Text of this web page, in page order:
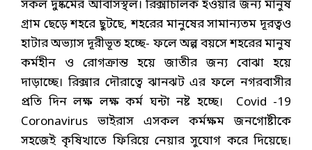
সকল দুষ্কর্মের আবাসস্থল। রিক্সাচালক হওয়ার জন্য মানুষ
গ্রাম ছেড়ে শহরে ছুটছে, শহরের মানুষের সামান্যতম দূরত্বও
হাটার অভ্যাস দূরীভূত হচ্ছে- ফলে অল্প বয়সে শহরের মানুষ
কর্মহীন ও রোগক্রান্ত হয়ে জাতীর জন্য বোঝা হয়ে
দাড়াচ্ছে। রিক্সার দৌরাত্বে ঝানঝট এর ফলে নগরবাসীর
প্রতি দিন লক্ষ লক্ষ কর্ম ঘন্টা নষ্ট হচ্ছে। Covid -19
Coronavirus ভাইরাস এসকল কর্মক্ষম জনগোষ্টীকে
সহজেই কৃষিখাতে ফিরিয়ে নেয়ার সুযোগ করে দিয়েছে।